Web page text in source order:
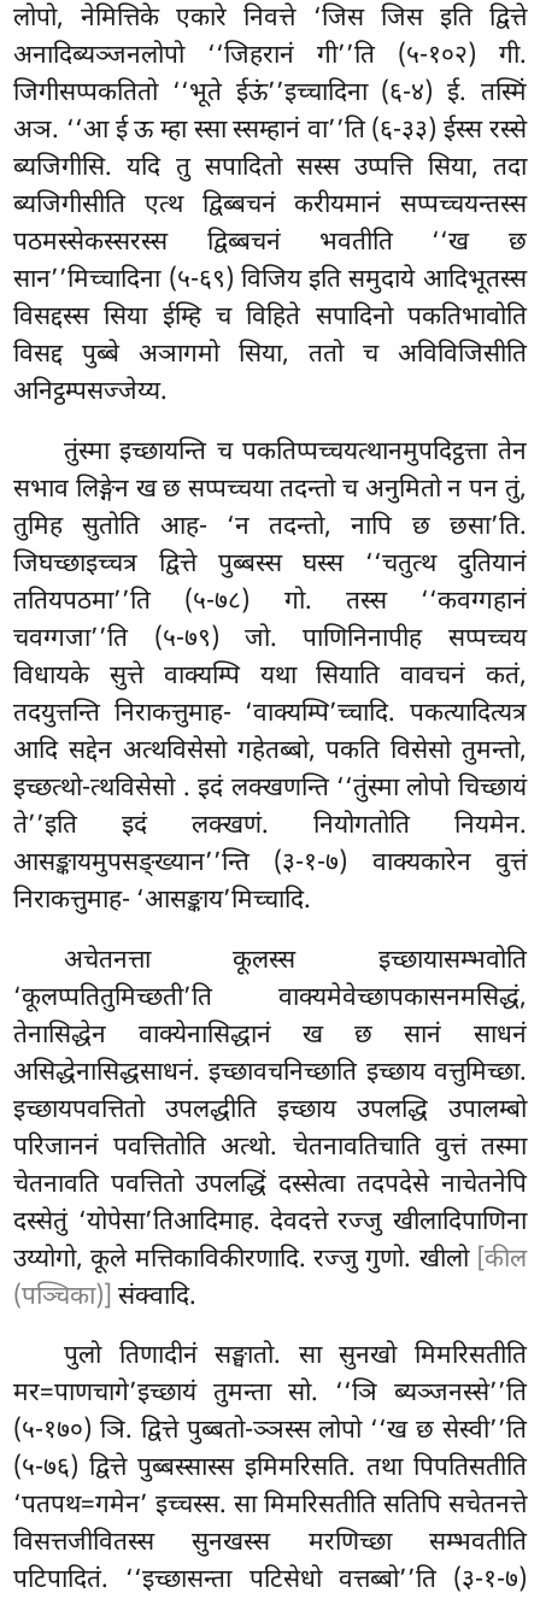
लोपो, नेमित्तिके एकारे निवत्ते ‘जिस जिस इति द्वित्ते
अनादिब्यञ्जनलोपो ‘‘जिहरानं गी’’ति (५-१०२) गी.
जिगीसप्पकतितो ‘‘भूते ईऊं’’इच्चादिना (६-४) ई. तस्मिं
अञ. ‘‘आ ई ऊ म्हा स्सा स्सम्हानं वा’’ति (६-३३) ईस्स रस्से
ब्यजिगीसि. यदि तु सपादितो सस्स उप्पत्ति सिया, तदा
ब्यजिगीसीति एत्थ द्विब्बचनं करीयमानं सप्पच्चयन्तस्स
पठमस्सेकस्सरस्स द्विब्बचनं भवतीति ‘‘ख छ
सान’’मिच्चादिना (५-६९) विजिय इति समुदाये आदिभूतस्स
विसद्दस्स सिया ईम्हि च विहिते सपादिनो पकतिभावोति
विसद्द पुब्बे अञागमो सिया, ततो च अविविजिसीति
अनिट्ठम्पसज्जेय्य.
तुंस्मा इच्छायन्ति च पकतिप्पच्चयत्थानमुपदिट्ठत्ता तेन
सभाव लिङ्गेन ख छ सप्पच्चया तदन्तो च अनुमितो न पन तुं,
तुमिह सुतोति आह- ‘न तदन्तो, नापि छ छसा’ति.
जिघच्छाइच्चत्र द्वित्ते पुब्बस्स घस्स ‘‘चतुत्थ दुतियानं
ततियपठमा’’ति (५-७८) गो. तस्स ‘‘कवग्गहानं
चवग्गजा’’ति (५-७९) जो. पाणिनिनापीह सप्पच्चय
विधायके सुत्ते वाक्यम्पि यथा सियाति वावचनं कतं,
तदयुत्तन्ति निराकत्तुमाह- ‘वाक्यम्पि’च्चादि. पकत्यादित्यत्र
आदि सद्देन अत्थविसेसो गहेतब्बो, पकति विसेसो तुमन्तो,
इच्छत्थो-त्थविसेसो . इदं लक्खणन्ति ‘‘तुंस्मा लोपो चिच्छायं
ते’’इति इदं लक्खणं. नियोगतोति नियमेन.
आसङ्कायमुपसङ्ख्यान’’न्ति (३-१-७) वाक्यकारेन वुत्तं
निराकत्तुमाह- ‘आसङ्काय’मिच्चादि.
अचेतनत्ता कूलस्स इच्छायासम्भवोति
‘कूलप्पतितुमिच्छती’ति वाक्यमेवेच्छापकासनमसिद्धं,
तेनासिद्धेन वाक्येनासिद्धानं ख छ सानं साधनं
असिद्धेनासिद्धसाधनं. इच्छावचनिच्छाति इच्छाय वत्तुमिच्छा.
इच्छायपवत्तितो उपलद्धीति इच्छाय उपलद्धि उपालम्बो
परिजाननं पवत्तितोति अत्थो. चेतनावतिचाति वुत्तं तस्मा
चेतनावति पवत्तितो उपलद्धिं दस्सेत्वा तदपदेसे नाचेतनेपि
दस्सेतुं ‘योपेसा’तिआदिमाह. देवदत्ते रज्जु खीलादिपाणिना
उय्योगो, कूले मत्तिकाविकीरणादि. रज्जु गुणो. खीलो [कील
(पञ्चिका)] संक्वादि.
पुलो तिणादीनं सङ्घातो. सा सुनखो मिमरिसतीति
मर=पाणचागे’इच्छायं तुमन्ता सो. ‘‘ञि ब्यञ्जनस्से’’ति
(५-१७०) ञि. द्वित्ते पुब्बतो-ञ्ञस्स लोपो ‘‘ख छ सेस्वी’’ति
(५-७६) द्वित्ते पुब्बस्सास्स इमिमरिसति. तथा पिपतिसतीति
‘पतपथ=गमेन’ इच्चस्स. सा मिमरिसतीति सतिपि सचेतनत्ते
विसत्तजीवितस्स सुनखस्स मरणिच्छा सम्भवतीति
पटिपादितं. ‘‘इच्छासन्ता पटिसेधो वत्तब्बो’’ति (३-१-७)